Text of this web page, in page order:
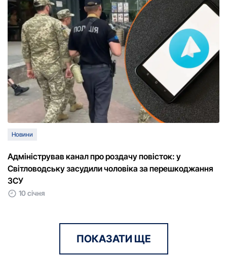
Новини
Адміністрував канал про роздачу повісток: у
Світловодську засудили чоловіка за перешкоджання
ЗСУ
10 січня
ПОКАЗАТИ ЩЕ